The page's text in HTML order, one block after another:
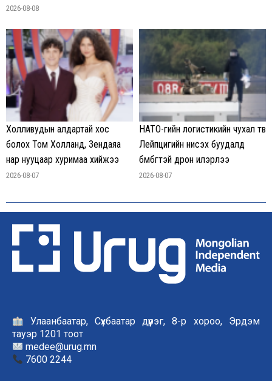
2026-08-08
Холливудын алдартай хос
болох Том Холланд, Зендаяа
нар нууцаар хуримаа хийжээ
2026-08-07
НАТО-гийн логистикийн чухал төв
Лейпцигийн нисэх буудалд
бөмбөгтэй дрон илэрлээ
2026-08-07
Улаанбаатар, Сүхбаатар дүүрэг, 8-р хороо, Эрдэм
тауэр 1201 тоот
medee@urug.mn
7600 2244